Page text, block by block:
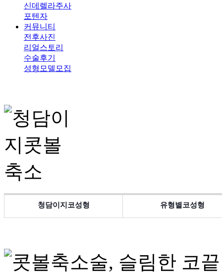
신데렐라주사
포텐자
커뮤니티
전후사진
리얼스토리
수술후기
성형모델모집
청담이지코성형 유형별코성형